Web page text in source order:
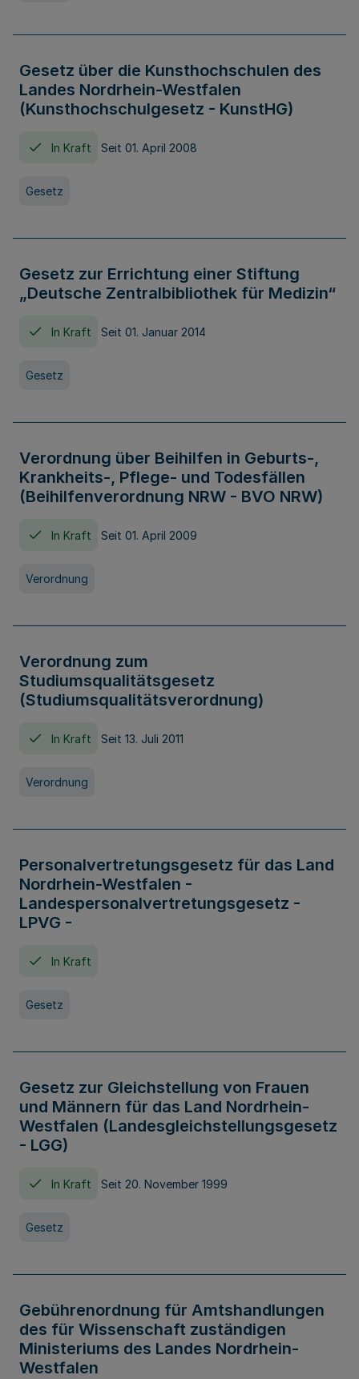
Gesetz über die Kunsthochschulen des
Landes Nordrhein-Westfalen
(Kunsthochschulgesetz - KunstHG)
In Kraft Seit 01. April 2008
Gesetz
Gesetz zur Errichtung einer Stiftung
„Deutsche Zentralbibliothek für Medizin“
In Kraft Seit 01. Januar 2014
Gesetz
Verordnung über Beihilfen in Geburts-,
Krankheits-, Pflege- und Todesfällen
(Beihilfenverordnung NRW - BVO NRW)
In Kraft Seit 01. April 2009
Verordnung
Verordnung zum
Studiumsqualitätsgesetz
(Studiumsqualitätsverordnung)
In Kraft Seit 13. Juli 2011
Verordnung
Personalvertretungsgesetz für das Land
Nordrhein-Westfalen -
Landespersonalvertretungsgesetz -
LPVG -
In Kraft
Gesetz
Gesetz zur Gleichstellung von Frauen
und Männern für das Land Nordrhein-
Westfalen (Landesgleichstellungsgesetz
- LGG)
In Kraft Seit 20. November 1999
Gesetz
Gebührenordnung für Amtshandlungen
des für Wissenschaft zuständigen
Ministeriums des Landes Nordrhein-
Westfalen